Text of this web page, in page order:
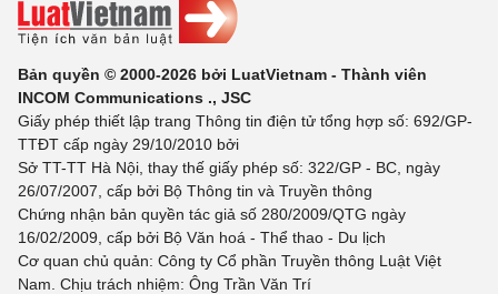
Bản quyền © 2000-2026 bởi LuatVietnam - Thành viên
INCOM Communications ., JSC
Giấy phép thiết lập trang Thông tin điện tử tổng hợp số: 692/GP-
TTĐT cấp ngày 29/10/2010 bởi
Sở TT-TT Hà Nội, thay thế giấy phép số: 322/GP - BC, ngày
26/07/2007, cấp bởi Bộ Thông tin và Truyền thông
Chứng nhận bản quyền tác giả số 280/2009/QTG ngày
16/02/2009, cấp bởi Bộ Văn hoá - Thể thao - Du lịch
Cơ quan chủ quản: Công ty Cổ phần Truyền thông Luật Việt
Nam. Chịu trách nhiệm: Ông Trần Văn Trí